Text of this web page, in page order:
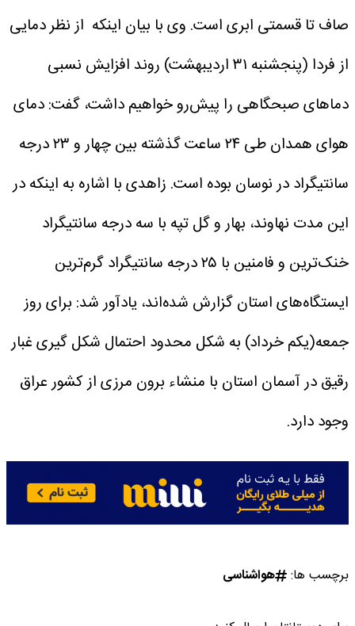
صاف تا قسمتی ابری است. وی با بیان اینکه از نظر دمایی
از فردا (پنجشنبه ۳۱ اردیبهشت) روند افزایش نسبی
دماهای صبحگاهی را پیش‌رو خواهیم داشت، گفت: دمای
هوای همدان طی ۲۴ ساعت گذشته بین چهار و ۲۳ درجه
سانتیگراد در نوسان بوده است. زاهدی با اشاره به اینکه در
این مدت نهاوند، بهار و گل تپه با سه درجه سانتیگراد
خنک‌ترین و فامنین با ۲۵ درجه سانتیگراد گرم‌ترین
ایستگاه‌های استان گزارش شده‌اند، یادآور شد: برای روز
جمعه(یکم خرداد) به شکل محدود احتمال شکل گیری غبار
رقیق در آسمان استان با منشاء برون مرزی از کشور عراق
وجود دارد.
برچسب ها: هواشناسی